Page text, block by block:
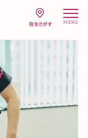
MENU